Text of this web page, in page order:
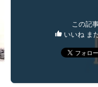
この記
いいね ま